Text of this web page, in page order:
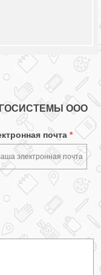
ООО
почта *